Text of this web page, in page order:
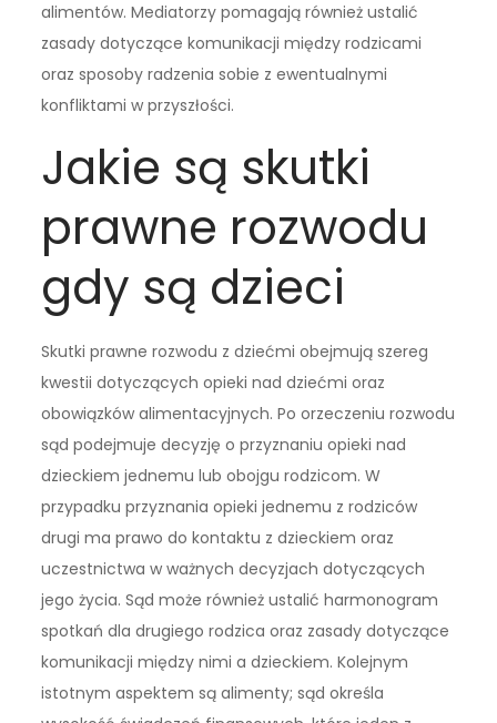
alimentów. Mediatorzy pomagają również ustalić
zasady dotyczące komunikacji między rodzicami
oraz sposoby radzenia sobie z ewentualnymi
konfliktami w przyszłości.
Jakie są skutki
prawne rozwodu
gdy są dzieci
Skutki prawne rozwodu z dziećmi obejmują szereg
kwestii dotyczących opieki nad dziećmi oraz
obowiązków alimentacyjnych. Po orzeczeniu rozwodu
sąd podejmuje decyzję o przyznaniu opieki nad
dzieckiem jednemu lub obojgu rodzicom. W
przypadku przyznania opieki jednemu z rodziców
drugi ma prawo do kontaktu z dzieckiem oraz
uczestnictwa w ważnych decyzjach dotyczących
jego życia. Sąd może również ustalić harmonogram
spotkań dla drugiego rodzica oraz zasady dotyczące
komunikacji między nimi a dzieckiem. Kolejnym
istotnym aspektem są alimenty; sąd określa